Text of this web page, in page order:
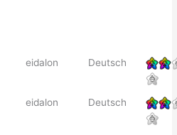
eidalon Deutsch
eidalon Deutsch